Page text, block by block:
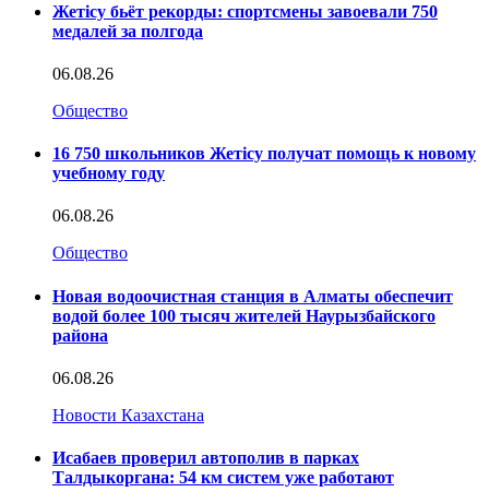
Жетісу бьёт рекорды: спортсмены завоевали 750
медалей за полгода
06.08.26
Общество
16 750 школьников Жетісу получат помощь к новому
учебному году
06.08.26
Общество
Новая водоочистная станция в Алматы обеспечит
водой более 100 тысяч жителей Наурызбайского
района
06.08.26
Новости Казахстана
Исабаев проверил автополив в парках
Талдыкоргана: 54 км систем уже работают